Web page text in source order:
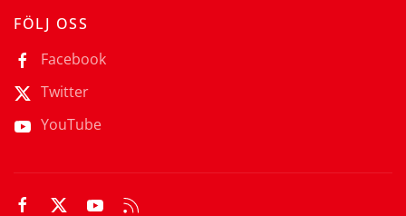
FÖLJ OSS
Facebook
Twitter
YouTube